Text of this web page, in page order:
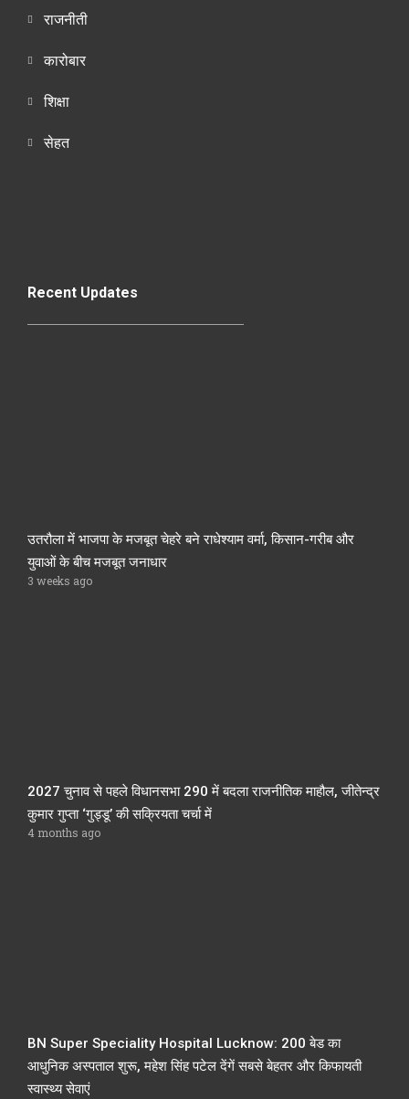
राजनीती
कारोबार
शिक्षा
सेहत
Recent Updates
उतरौला में भाजपा के मजबूत चेहरे बने राधेश्याम वर्मा, किसान-गरीब और
युवाओं के बीच मजबूत जनाधार
3 weeks ago
2027 चुनाव से पहले विधानसभा 290 में बदला राजनीतिक माहौल, जीतेन्द्र
कुमार गुप्ता ‘गुड्डू’ की सक्रियता चर्चा में
4 months ago
BN Super Speciality Hospital Lucknow: 200 बेड का
आधुनिक अस्पताल शुरू, महेश सिंह पटेल देंगें सबसे बेहतर और किफायती
स्वास्थ्य सेवाएं